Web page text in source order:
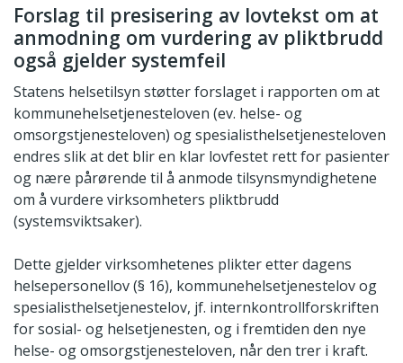
Forslag til presisering av lovtekst om at
anmodning om vurdering av pliktbrudd
også gjelder systemfeil
Statens helsetilsyn støtter forslaget i rapporten om at
kommunehelsetjenesteloven (ev. helse- og
omsorgstjenesteloven) og spesialisthelsetjenesteloven
endres slik at det blir en klar lovfestet rett for pasienter
og nære pårørende til å anmode tilsynsmyndighetene
om å vurdere virksomheters pliktbrudd
(systemsviktsaker).
Dette gjelder virksomhetenes plikter etter dagens
helsepersonellov (§ 16), kommunehelsetjenestelov og
spesialisthelsetjenestelov, jf. internkontrollforskriften
for sosial- og helsetjenesten, og i fremtiden den nye
helse- og omsorgstjenesteloven, når den trer i kraft.